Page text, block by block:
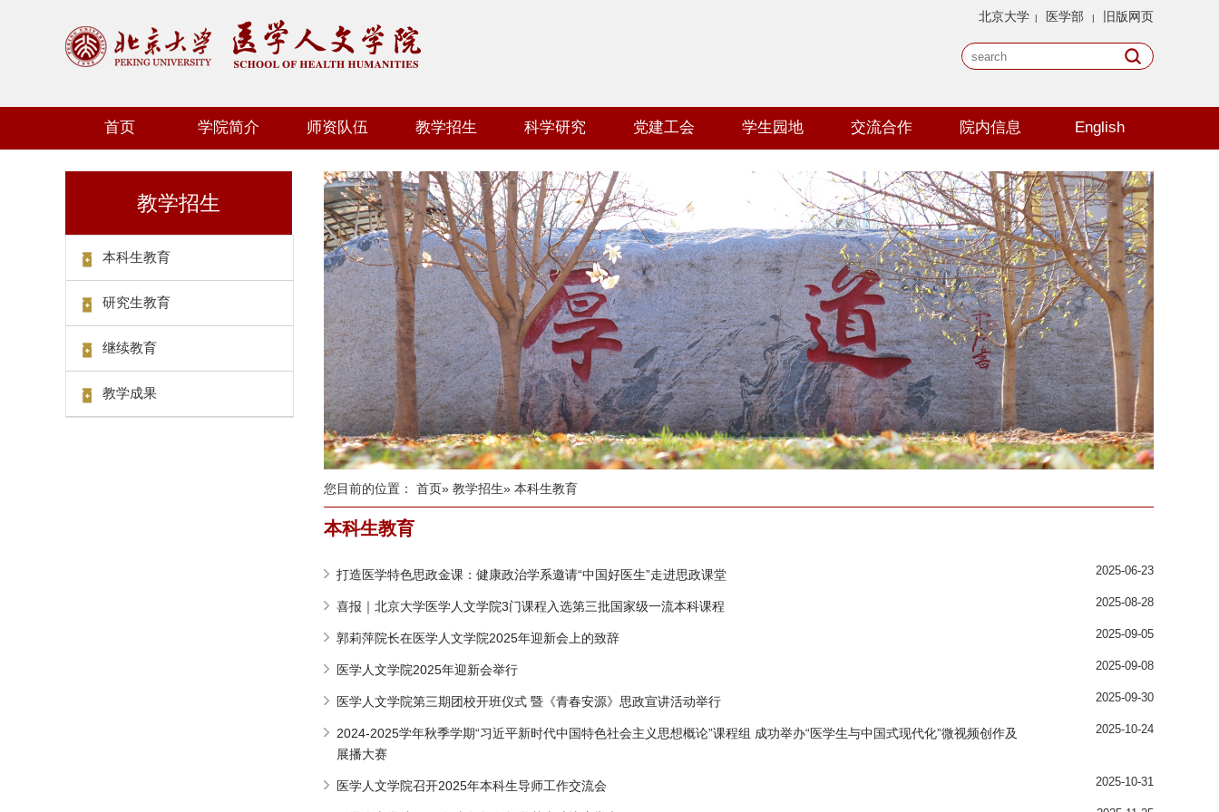
北京大学 | 医学部 | 旧版网页
首页 学院简介 师资队伍 教学招生 科学研究 党建工会 学生园地 交流合作 院内信息 English
教学招生
本科生教育
研究生教育
继续教育
教学成果
您目前的位置： 首页» 教学招生» 本科生教育
本科生教育
打造医学特色思政金课：健康政治学系邀请“中国好医生”走进思政课堂 2025-06-23
喜报｜北京大学医学人文学院3门课程入选第三批国家级一流本科课程 2025-08-28
郭莉萍院长在医学人文学院2025年迎新会上的致辞 2025-09-05
医学人文学院2025年迎新会举行 2025-09-08
医学人文学院第三期团校开班仪式 暨《青春安源》思政宣讲活动举行 2025-09-30
2024-2025学年秋季学期“习近平新时代中国特色社会主义思想概论”课程组 成功举办“医学生与中国式现代化”微视频创作及
展播大赛
2025-10-24
医学人文学院召开2025年本科生导师工作交流会 2025-10-31